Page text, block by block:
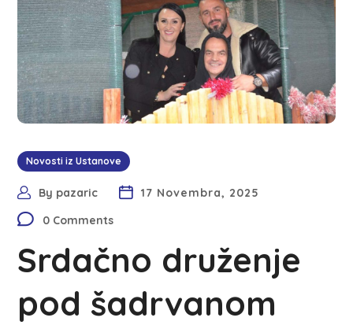
Novosti iz Ustanove
By pazaric
17 Novembra, 2025
0 Comments
Srdačno druženje
pod šadrvanom